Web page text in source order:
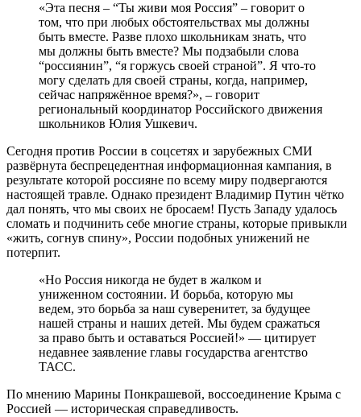
«Эта песня – “Ты живи моя Россия” – говорит о
том, что при любых обстоятельствах мы должны
быть вместе. Разве плохо школьникам знать, что
мы должны быть вместе? Мы подзабыли слова
“россиянин”, “я горжусь своей страной”. Я что-то
могу сделать для своей страны, когда, например,
сейчас напряжённое время?», – говорит
региональный координатор Российского движения
школьников Юлия Ушкевич.
Сегодня против России в соцсетях и зарубежных СМИ
развёрнута беспрецедентная информационная кампания, в
результате которой россияне по всему миру подвергаются
настоящей травле. Однако президент Владимир Путин чётко
дал понять, что мы своих не бросаем! Пусть Западу удалось
сломать и подчинить себе многие страны, которые привыкли
«жить, согнув спину», России подобных унижений не
потерпит.
«Но Россия никогда не будет в жалком и
униженном состоянии. И борьба, которую мы
ведем, это борьба за наш суверенитет, за будущее
нашей страны и наших детей. Мы будем сражаться
за право быть и оставаться Россией!» — цитирует
недавнее заявление главы государства агентство
ТАСС.
По мнению Марины Понкрашевой, воссоединение Крыма с
Россией — историческая справедливость.